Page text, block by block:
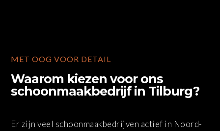
MET OOG VOOR DETAIL
Waarom kiezen voor ons
schoonmaakbedrijf in Tilburg?
Er zijn veel schoonmaakbedrijven actief in Noord-